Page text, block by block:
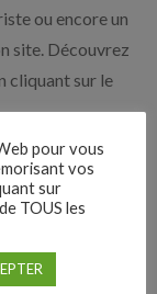
ou encore un
site. Découvrez
cliquant sur le
nos
pour vous
vos
sur
TOUS les